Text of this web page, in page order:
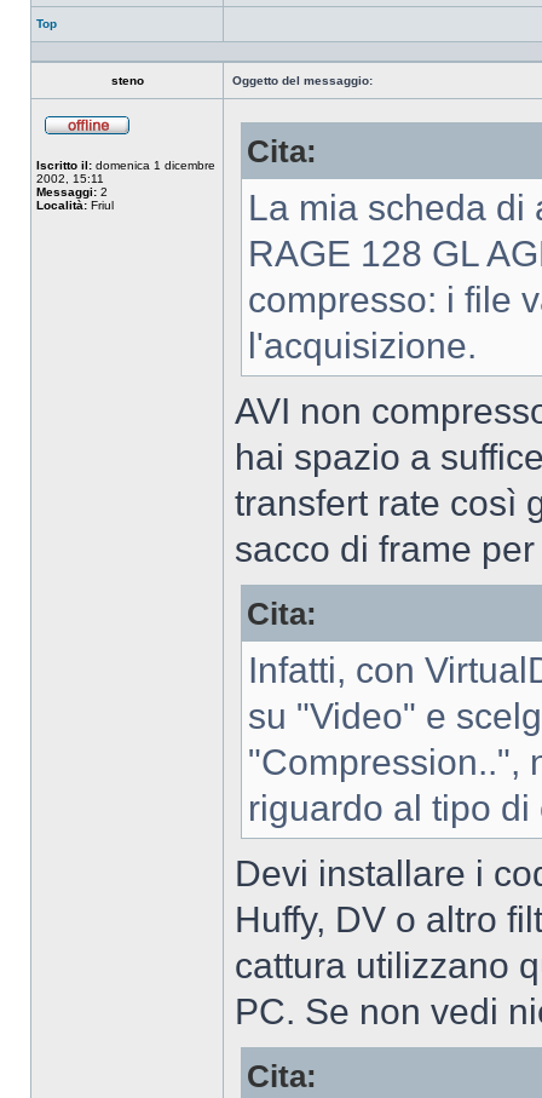
Top
steno Oggetto del messaggio:
Iscritto il: domenica 1 dicembre
2002, 15:11
Messaggi: 2
Località: Friul
Cita:
La mia scheda di
RAGE 128 GL
compresso: i file
l'acquisizione.
AVI non
hai spazio a
transfert rate così
sacco di frame
Cita:
Infatti, con
su "Video" e
"Compression..",
riguardo al tipo
Devi installare i
Huffy, DV o altro
cattura utilizzano
PC. Se non vedi
Cita: